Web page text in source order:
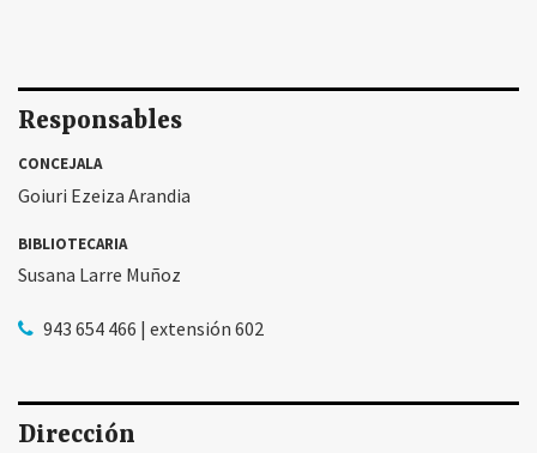
Responsables
CONCEJALA
Goiuri Ezeiza Arandia
BIBLIOTECARIA
Susana Larre Muñoz
943 654 466 | extensión 602
Dirección